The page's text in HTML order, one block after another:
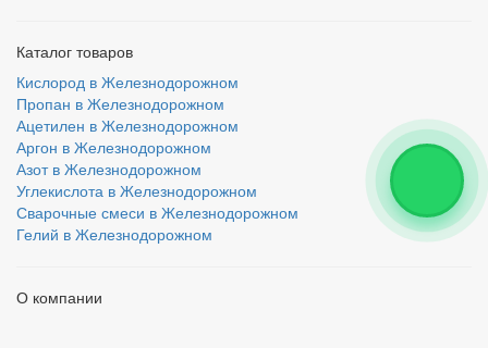
Каталог товаров
Кислород в Железнодорожном
Пропан в Железнодорожном
Ацетилен в Железнодорожном
Аргон в Железнодорожном
Азот в Железнодорожном
Углекислота в Железнодорожном
Сварочные смеси в Железнодорожном
Гелий в Железнодорожном
О компании